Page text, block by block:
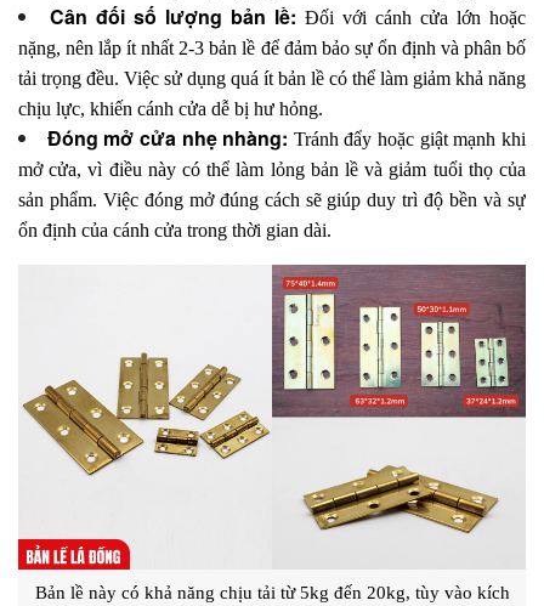
Cân đối số lượng bản lề: Đối với cánh cửa lớn hoặc
nặng, nên lắp ít nhất 2-3 bản lề để đảm bảo sự ổn định và phân bố
tải trọng đều. Việc sử dụng quá ít bản lề có thể làm giảm khả năng
chịu lực, khiến cánh cửa dễ bị hư hỏng.
Đóng mở cửa nhẹ nhàng: Tránh đẩy hoặc giật mạnh khi
mở cửa, vì điều này có thể làm lỏng bản lề và giảm tuổi thọ của
sản phẩm. Việc đóng mở đúng cách sẽ giúp duy trì độ bền và sự
ổn định của cánh cửa trong thời gian dài.
Bản lề này có khả năng chịu tải từ 5kg đến 20kg, tùy vào kích